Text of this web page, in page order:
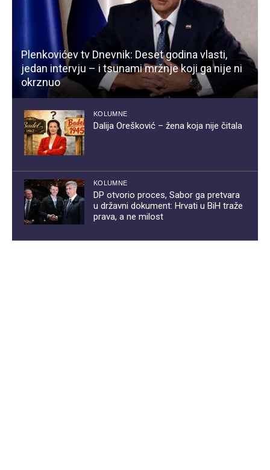
Plenkovićev tv Dnevnik: Deset godina vlasti,
jedan intervju – i tsunami mržnje koji ga nije ni
okrznuo
KOLUMNE
Dalija Orešković – žena koja nije čitala
KOLUMNE
DP otvorio proces, Sabor ga pretvara
u državni dokument: Hrvati u BiH traže
prava, a ne milost